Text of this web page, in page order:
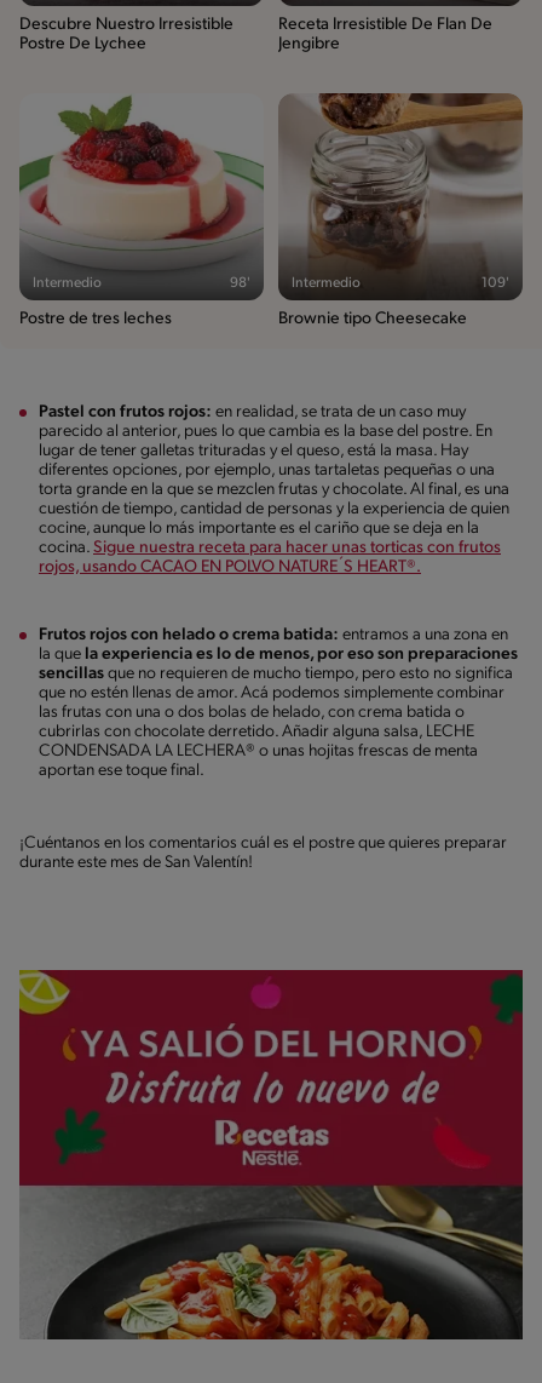
Descubre Nuestro Irresistible
Postre De Lychee
Receta Irresistible De Flan De
Jengibre
Intermedio 98'
Postre de tres leches
Intermedio 109'
Brownie tipo Cheesecake
Pastel con frutos rojos: en realidad, se trata de un caso muy
parecido al anterior, pues lo que cambia es la base del postre. En
lugar de tener galletas trituradas y el queso, está la masa. Hay
diferentes opciones, por ejemplo, unas tartaletas pequeñas o una
torta grande en la que se mezclen frutas y chocolate. Al final, es una
cuestión de tiempo, cantidad de personas y la experiencia de quien
cocine, aunque lo más importante es el cariño que se deja en la
cocina. Sigue nuestra receta para hacer unas torticas con frutos
rojos, usando CACAO EN POLVO NATURE´S HEART®.
Frutos rojos con helado o crema batida: entramos a una zona en
la que la experiencia es lo de menos, por eso son preparaciones
sencillas que no requieren de mucho tiempo, pero esto no significa
que no estén llenas de amor. Acá podemos simplemente combinar
las frutas con una o dos bolas de helado, con crema batida o
cubrirlas con chocolate derretido. Añadir alguna salsa, LECHE
CONDENSADA LA LECHERA® o unas hojitas frescas de menta
aportan ese toque final.
¡Cuéntanos en los comentarios cuál es el postre que quieres preparar
durante este mes de San Valentín!